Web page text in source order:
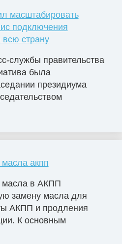
масштабировать
подключения
всю страну
службы правительства
была
президиума
акпп
масла в АКПП
замену масла для
АКПП и продления
К основным